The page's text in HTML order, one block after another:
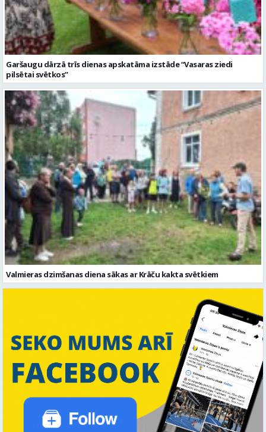
Garšaugu dārzā trīs dienas apskatāma izstāde “Vasaras ziedi
pilsētai svētkos”
Valmieras dzimšanas diena sākas ar Krāču kakta svētkiem